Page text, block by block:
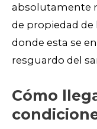
absolutamente
de propiedad de
donde esta se
resguardo del
Cómo